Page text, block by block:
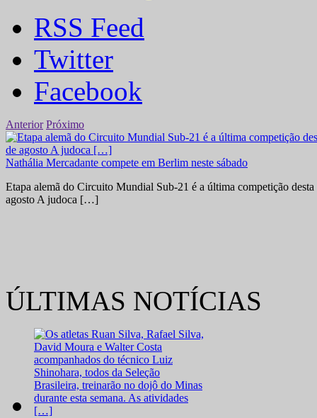
RSS Feed
Twitter
Facebook
Anterior Próximo
Nathália Mercadante compete em Berlim neste sábado
Etapa alemã do Circuito Mundial Sub-21 é a última competição
agosto A judoca […]
ÚLTIMAS NOTÍCIAS